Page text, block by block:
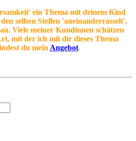
ein Thema mit deinem Kind
selben Stellen 'aneinanderrasselt',
Viele meiner Kundinnen schätzen
mit der ich mit dir dieses Thema
du mein Angebot.